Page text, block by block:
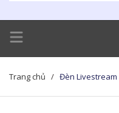
Trang chủ / Đèn Livestream